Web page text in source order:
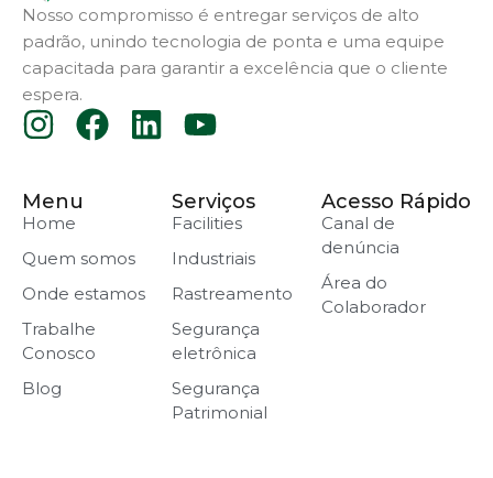
Nosso compromisso é entregar serviços de alto
padrão, unindo tecnologia de ponta e uma equipe
capacitada para garantir a excelência que o cliente
espera.
Menu
Home
Quem somos
Onde estamos
Trabalhe
Conosco
Blog
Serviços
Facilities
Industriais
Rastreamento
Segurança
eletrônica
Segurança
Patrimonial
Acesso Rápido
Canal de
denúncia
Área do
Colaborador